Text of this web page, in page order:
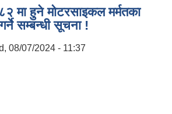
मा हुने मोटरसाइकल मर्मतका
सम्बन्धी सूचना !
08/07/2024 - 11:37